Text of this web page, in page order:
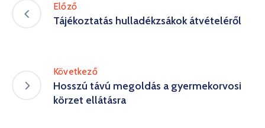
Előző
Tájékoztatás hulladékzsákok átvételéről
Következő
Hosszú távú megoldás a gyermekorvosi
körzet ellátásra